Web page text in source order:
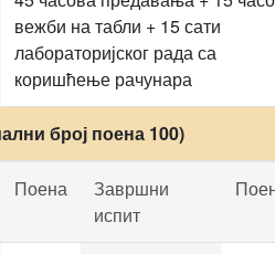
вежби на табли + 15 сати
лабораторијског рада са
коришћење рачунара
број поена 100)
Поена
Завршни
испит